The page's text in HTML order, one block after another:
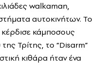
walkaman,
αυτοκινήτων. Το
κάμποσους
Τρίτης, το “Disarm”
κιθάρα ήταν ένα